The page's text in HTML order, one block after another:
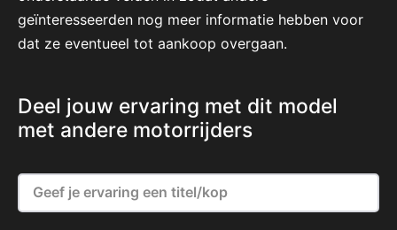
geïnteresseerden nog meer informatie hebben voor
dat ze eventueel tot aankoop overgaan.
Deel jouw ervaring met dit model
met andere motorrijders